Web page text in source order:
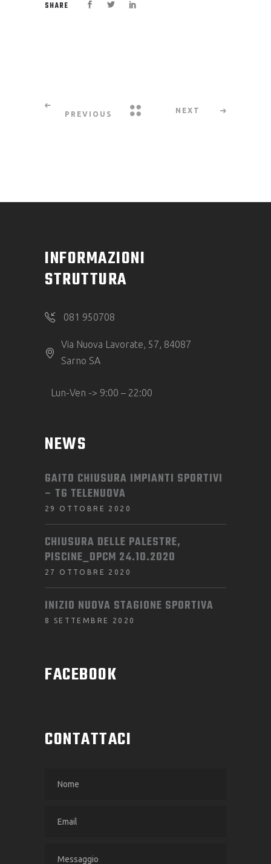
SHARE
PREVIOUS
NEXT
INFORMAZIONI
STRUTTURA
081 950708
Via Nuova Lavorate, 57, 84087
Sarno SA
Lun-Ven -> 9:00 – 22:00
NEWS
GAITO CHIUSURA IMPIANTI SPORTIVI
– TG TELENUOVA
29 OTTOBRE 2020
CHIUSURA DELLE PALESTRE,
PISCINE_DPCM 24.10.2020
27 OTTOBRE 2020
INIZIO NUOVA STAGIONE SPORTIVA
8 SETTEMBRE 2020
FACEBOOK
CONTATTACI